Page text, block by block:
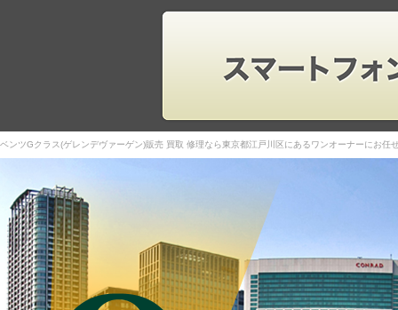
ベンツGクラス(ゲレンデヴァーゲン)販売 買取 修理なら東京都江戸川区にあるワンオーナーにお任